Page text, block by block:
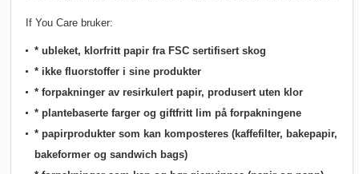
If You Care bruker:
* ubleket, klorfritt papir fra FSC sertifisert skog
* ikke fluorstoffer i sine produkter
* forpakninger av resirkulert papir, produsert uten klor
* plantebaserte farger og giftfritt lim på forpakningene
* papirprodukter som kan komposteres (kaffefilter, bakepapir,
bakeformer og sandwich bags)